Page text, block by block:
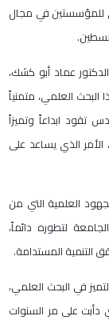
للمؤسستين في مجال
عماد أبو كشك،
العلمي، متمنياً
تقود ابداعاً وتميزاً
الذي يساعد على
العلمية التي من
لتطوره دائماً،
التنمية المستدامة.
في البحث العلمي،
دأبت على مر السنوات